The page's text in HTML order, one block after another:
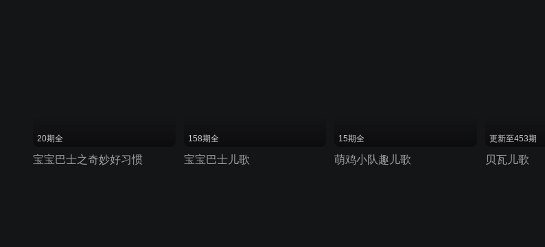
20期全
宝宝巴士之奇妙好习惯
158期全
宝宝巴士儿歌
15期全
萌鸡小队趣儿歌
更新至453期
贝瓦儿歌